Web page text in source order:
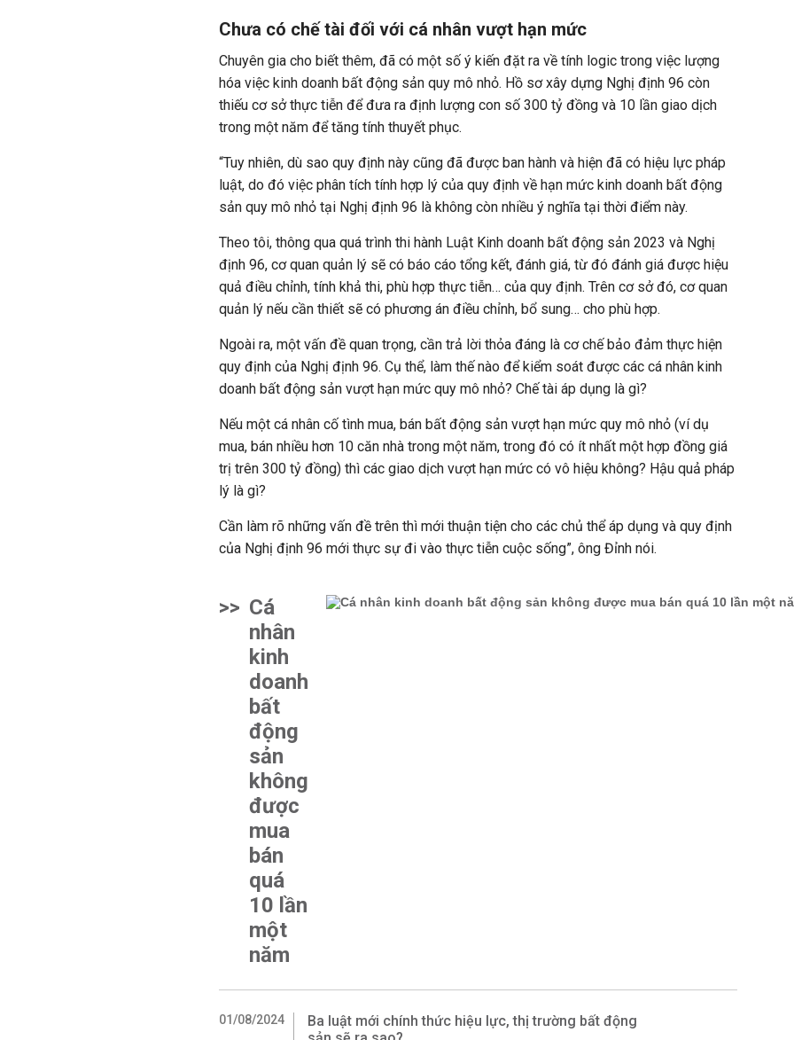
Chưa có chế tài đối với cá nhân vượt hạn mức
Chuyên gia cho biết thêm, đã có một số ý kiến đặt ra về tính logic trong việc lượng
hóa việc kinh doanh bất động sản quy mô nhỏ. Hồ sơ xây dựng Nghị định 96 còn
thiếu cơ sở thực tiễn để đưa ra định lượng con số 300 tỷ đồng và 10 lần giao dịch
trong một năm để tăng tính thuyết phục.
“Tuy nhiên, dù sao quy định này cũng đã được ban hành và hiện đã có hiệu lực pháp
luật, do đó việc phân tích tính hợp lý của quy định về hạn mức kinh doanh bất động
sản quy mô nhỏ tại Nghị định 96 là không còn nhiều ý nghĩa tại thời điểm này.
Theo tôi, thông qua quá trình thi hành Luật Kinh doanh bất động sản 2023 và Nghị
định 96, cơ quan quản lý sẽ có báo cáo tổng kết, đánh giá, từ đó đánh giá được hiệu
quả điều chỉnh, tính khả thi, phù hợp thực tiễn… của quy định. Trên cơ sở đó, cơ quan
quản lý nếu cần thiết sẽ có phương án điều chỉnh, bổ sung… cho phù hợp.
Ngoài ra, một vấn đề quan trọng, cần trả lời thỏa đáng là cơ chế bảo đảm thực hiện
quy định của Nghị định 96. Cụ thể, làm thế nào để kiểm soát được các cá nhân kinh
doanh bất động sản vượt hạn mức quy mô nhỏ? Chế tài áp dụng là gì?
Nếu một cá nhân cố tình mua, bán bất động sản vượt hạn mức quy mô nhỏ (ví dụ
mua, bán nhiều hơn 10 căn nhà trong một năm, trong đó có ít nhất một hợp đồng giá
trị trên 300 tỷ đồng) thì các giao dịch vượt hạn mức có vô hiệu không? Hậu quả pháp
lý là gì?
Cần làm rõ những vấn đề trên thì mới thuận tiện cho các chủ thể áp dụng và quy định
của Nghị định 96 mới thực sự đi vào thực tiễn cuộc sống”, ông Đỉnh nói.
>> Cá
nhân
kinh
doanh
bất
động
sản
không
được
mua
bán
quá
10 lần
một
năm
01/08/2024
Ba luật mới chính thức hiệu lực, thị trường bất động